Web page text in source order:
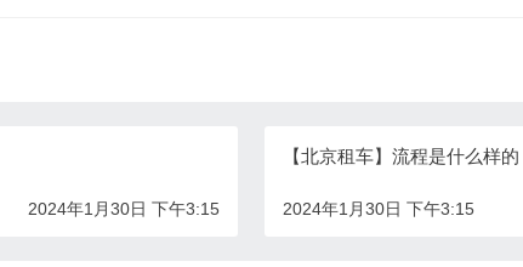
2024年1月30日 下午3:15
【北京租车】流程是什么样
2024年1月30日 下午3:15